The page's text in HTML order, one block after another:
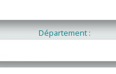
:
458 422
Département :